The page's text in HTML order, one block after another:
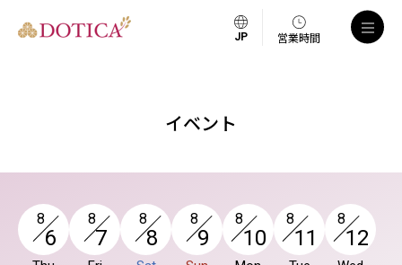
営業時間
イベント
8
6
8
7
8
8
8
9
8
10
8
11
8
12